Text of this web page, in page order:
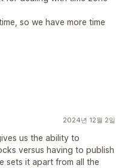
so we have more time
2024년 12월 2일
us the ability to
versus having to publish
sets it apart from all the